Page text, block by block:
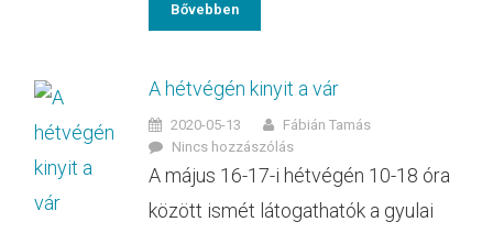
Bővebben
A hétvégén kinyit a vár
2020-05-13
Fábián Tamás
Nincs hozzászólás
A május 16-17-i hétvégén 10-18 óra
között ismét látogathatók a gyulai